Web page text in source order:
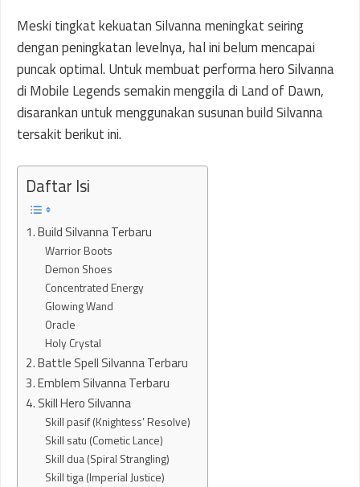
Meski tingkat kekuatan Silvanna meningkat seiring
dengan peningkatan levelnya, hal ini belum mencapai
puncak optimal. Untuk membuat performa hero Silvanna
di Mobile Legends semakin menggila di Land of Dawn,
disarankan untuk menggunakan susunan build Silvanna
tersakit berikut ini.
Daftar Isi
1. Build Silvanna Terbaru
Warrior Boots
Demon Shoes
Concentrated Energy
Glowing Wand
Oracle
Holy Crystal
2. Battle Spell Silvanna Terbaru
3. Emblem Silvanna Terbaru
4. Skill Hero Silvanna
Skill pasif (Knightess’ Resolve)
Skill satu (Cometic Lance)
Skill dua (Spiral Strangling)
Skill tiga (Imperial Justice)